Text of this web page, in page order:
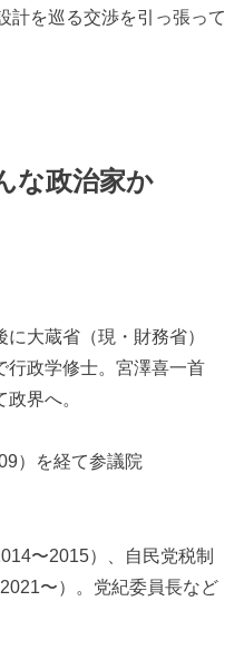
計を巡る交渉を引っ張って
な政治家か
に大蔵省（現・財務省）
行政学修士。宮澤喜一首
界へ。
）を経て参議院
〜2015）、自民党税制
〜）。党紀委員長など